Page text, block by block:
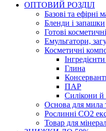
ОПТОВИЙ РОЗДІЛ
Базові та ефірні
Бленди і запашки
Готові
Емульгатори,
Косметичні
Глина
ПАР
Силікони й
Основа для мила
Рослинні СО2
Товар для